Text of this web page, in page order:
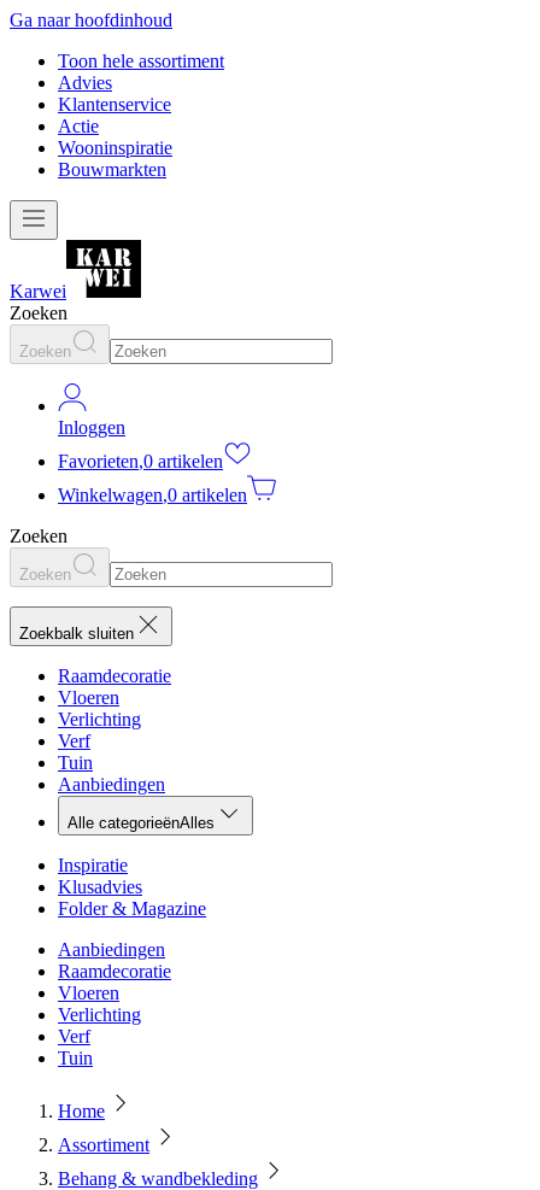
Ga naar hoofdinhoud
Toon hele assortiment
Advies
Klantenservice
Actie
Wooninspiratie
Bouwmarkten
Karwei
Zoeken
Zoeken
Inloggen
Favorieten,0 artikelen
Winkelwagen,0 artikelen
Zoeken
Zoeken
Zoekbalk sluiten
Raamdecoratie
Vloeren
Verlichting
Verf
Tuin
Aanbiedingen
Alle categorieënAlles
Inspiratie
Klusadvies
Folder & Magazine
Aanbiedingen
Raamdecoratie
Vloeren
Verlichting
Verf
Tuin
Home
Assortiment
Behang & wandbekleding